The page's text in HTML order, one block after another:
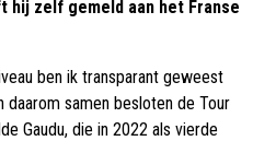
hij zelf gemeld aan het Franse
ben ik transparant geweest
daarom samen besloten de Tour
Gaudu, die in 2022 als vierde